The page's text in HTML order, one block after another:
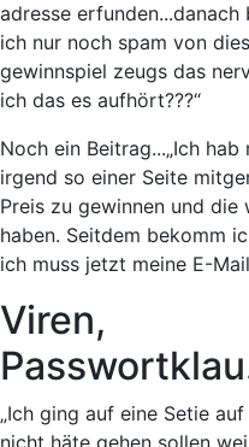
adresse erfunden...danach
ich nur noch spam von
gewinnspiel zeugs das
ich das es aufhört???“
Noch ein Beitrag...„Ich
irgend so einer Seite
Preis zu gewinnen und
haben. Seitdem bekomm
ich muss jetzt meine E-
Viren,
„Ich ging auf eine Setie
nicht häte gehen sollen